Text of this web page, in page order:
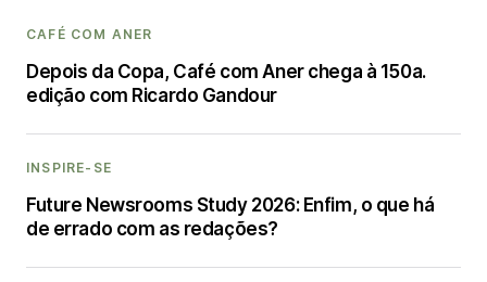
CAFÉ COM ANER
Depois da Copa, Café com Aner chega à 150a.
edição com Ricardo Gandour
INSPIRE-SE
Future Newsrooms Study 2026: Enfim, o que há
de errado com as redações?